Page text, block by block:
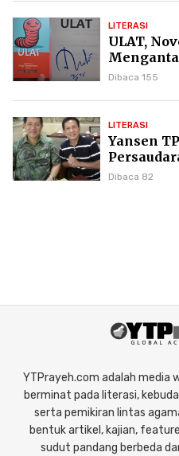
LITERASI
ULAT,
Puncak
Dibaca 155
LITERASI
Yansen
Literasi
Dibaca 82
YTPrayeh.com adalah media
berminat pada literasi,
serta pemikiran lintas
bentuk artikel, kajian,
sudut pandang berbeda